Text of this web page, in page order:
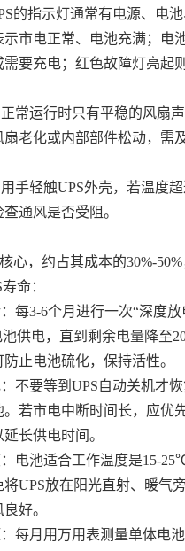
的指示灯通常有电源、电
市电正常、电池充满；电
需要充电；红色故障灯亮起
常运行时只有平稳的风扇
老化或内部部件松动，需
手轻触UPS外壳，若温度
通风是否受阻。
心，约占其成本的30%-
命：
每3-6个月进行一次“深度
供电，直到剩余电量降至
止电池硫化，保持活性。
不要等到UPS自动关机才
。若市电中断时间长，应优
长供电时间。
电池适合工作温度是15-
UPS放在阳光直射、暖气
好。
每月用万用表测量单体电